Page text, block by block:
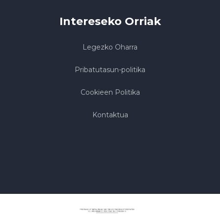
Intereseko Orriak
Legezko Oharra
Pribatutasun-politika
Cookieen Politika
Kontaktua